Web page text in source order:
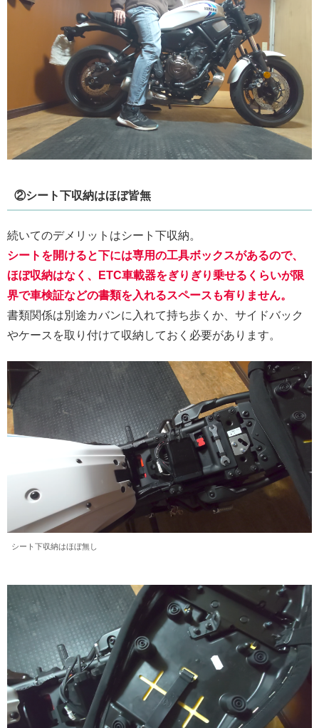
②シート下収納はほぼ皆無
続いてのデメリットはシート下収納。
シートを開けると下には専用の工具ボックスがあるので、
ほぼ収納はなく、ETC車載器をぎりぎり乗せるくらいが限
界で車検証などの書類を入れるスペースも有りません。
書類関係は別途カバンに入れて持ち歩くか、サイドバック
やケースを取り付けて収納しておく必要があります。
シート下収納はほぼ無し